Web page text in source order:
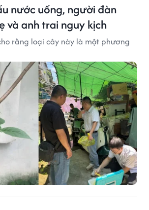
nước uống, người đàn
và anh trai nguy kịch
rằng loại cây này là một phương